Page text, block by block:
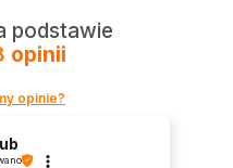
podstawie
opinii
opinie?